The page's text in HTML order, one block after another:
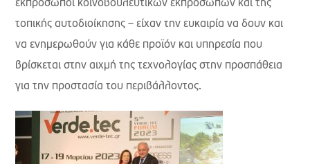
εκπρόσωποι κοινοβουλευτικών εκπροσώπων και της
τοπικής αυτοδιοίκησης – είχαν την ευκαιρία να δουν και
να ενημερωθούν για κάθε προϊόν και υπηρεσία που
βρίσκεται στην αιχμή της τεχνολογίας στην προσπάθεια
για την προστασία του περιβάλλοντος.